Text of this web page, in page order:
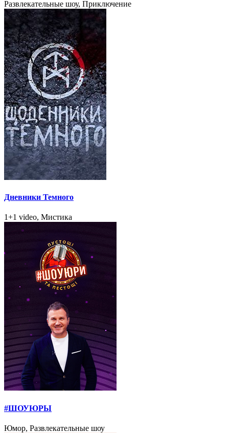
Развлекательные шоу, Приключение
Дневники Темного
1+1 video, Мистика
#ШОУЮРЫ
Юмор, Развлекательные шоу